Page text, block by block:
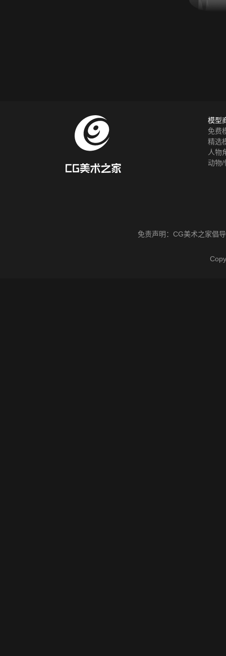
模型
免费
精选
人物
动物/
免责声明： CG美术之家倡